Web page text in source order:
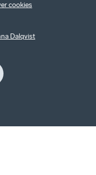
cookies
Dalqvist